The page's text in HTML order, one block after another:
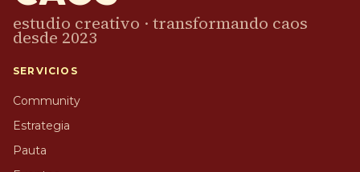
estudio creativo · transformando caos
desde 2023
SERVICIOS
Community
Estrategia
Pauta